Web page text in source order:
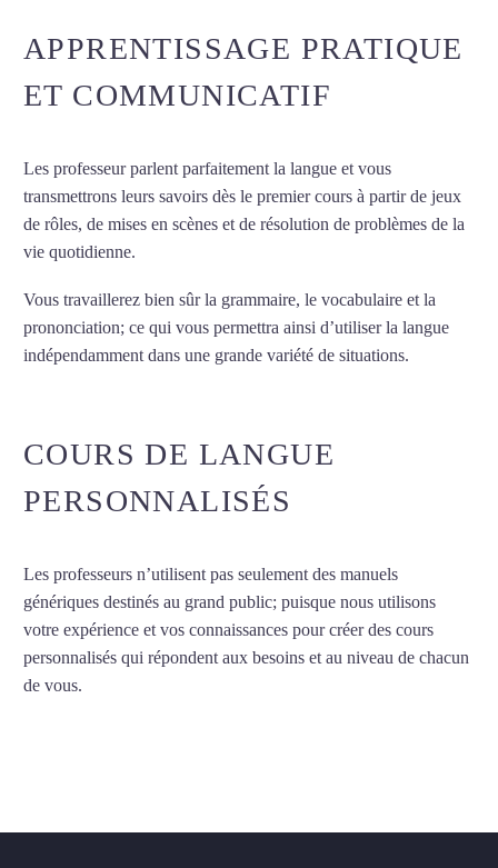
APPRENTISSAGE PRATIQUE
ET COMMUNICATIF
Les professeur parlent parfaitement la langue et vous
transmettrons leurs savoirs dès le premier cours à partir de jeux
de rôles, de mises en scènes et de résolution de problèmes de la
vie quotidienne.
Vous travaillerez bien sûr la grammaire, le vocabulaire et la
prononciation; ce qui vous permettra ainsi d’utiliser la langue
indépendamment dans une grande variété de situations.
COURS DE LANGUE
PERSONNALISÉS
Les professeurs n’utilisent pas seulement des manuels
génériques destinés au grand public; puisque nous utilisons
votre expérience et vos connaissances pour créer des cours
personnalisés qui répondent aux besoins et au niveau de chacun
de vous.